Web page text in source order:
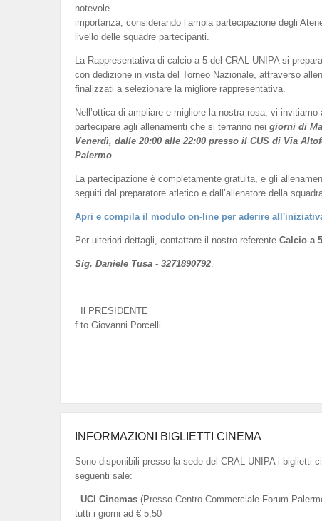
notevole
importanza, considerando l’ampia partecipazione degli
livello delle squadre partecipanti.
La Rappresentativa di calcio a 5 del CRAL UNIPA si
con dedizione in vista del Torneo Nazionale, attraverso
finalizzati a selezionare la migliore rappresentativa.
Nell’ottica di ampliare e migliore la nostra rosa, vi invitiamo
partecipare agli allenamenti che si terranno nei giorni di
Venerdì, dalle 20:00 alle 22:00 presso il CUS di Via
Palermo.
La partecipazione è completamente gratuita, e gli
seguiti dal preparatore atletico e dall’allenatore della
Apri e compila il modulo on-line per aderire
Per ulteriori dettagli, contattare il nostro referente Calcio a 5
Sig. Daniele Tusa - 3271890792.
Il PRESIDENTE
f.to Giovanni Porcelli
INFORMAZIONI BIGLIETTI CINEMA
Sono disponibili presso la sede del CRAL UNIPA i biglietti
seguenti sale:
- UCI Cinemas(Presso Centro Commerciale Forum
tutti i giorni ad € 5,50